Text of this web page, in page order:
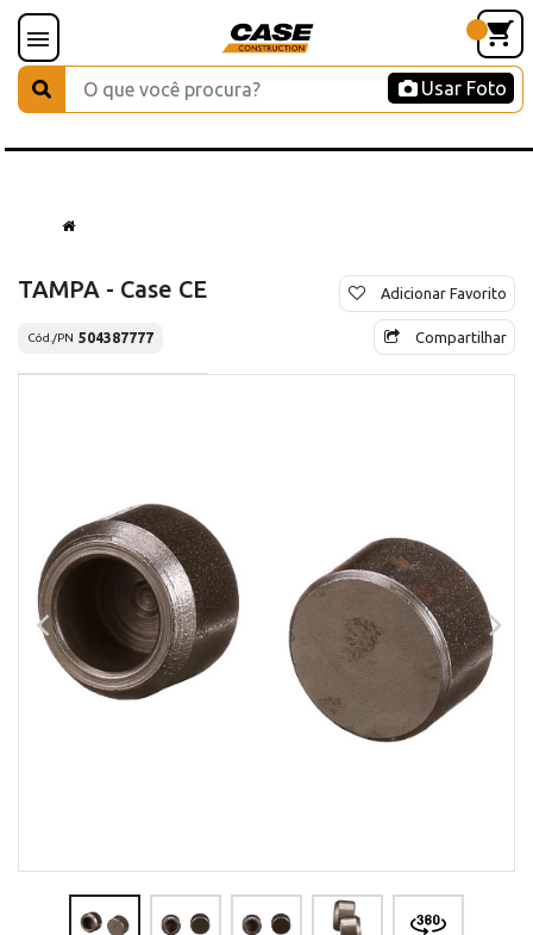
Usar Foto
TAMPA - Case CE
Cód./PN 504387777
Adicionar Favorito
Compartilhar